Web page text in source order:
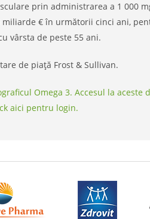
prin administrarea a 1 000
miliarde € în următorii cinci ani,
vârsta de peste 55 ani.
de piață Frost & Sullivan.
Omega 3. Accesul la aceste
aici pentru login.